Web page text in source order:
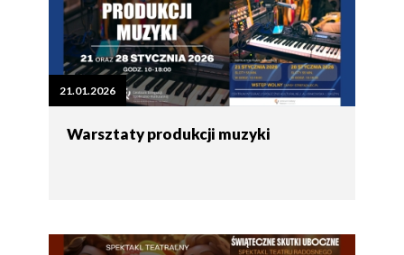
21.01.2026
Warsztaty produkcji muzyki